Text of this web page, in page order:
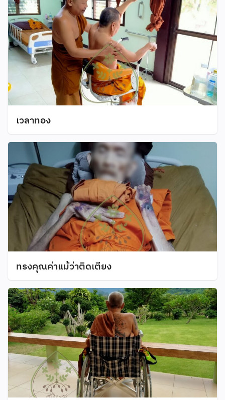
เวลาทอง
ทรงคุณค่าแม้ว่าติดเตียง